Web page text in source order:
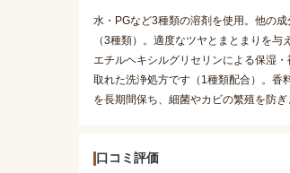
水・PGなど3種類の溶剤を使用。他の
（3種類）。適度なツヤとまとまりを
エチルヘキシルグリセリンによる保湿
取れた洗浄処方です（1種類配合）。香
を長期間保ち、細菌やカビの繁殖を防ぎ
口コミ評価